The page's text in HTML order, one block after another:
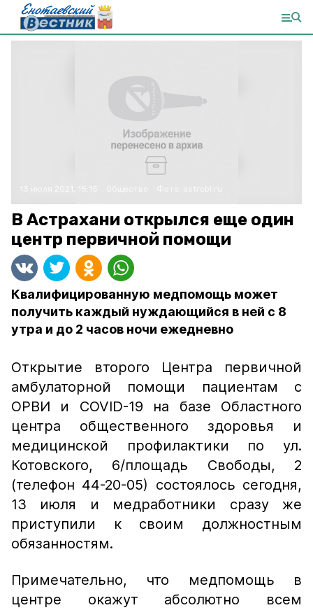
В Астрахани открылся еще один
центр первичной помощи
Квалифицированную медпомощь может
получить каждый нуждающийся в ней с 8
утра и до 2 часов ночи ежедневно
Открытие второго Центра первичной
амбулаторной помощи пациентам с
ОРВИ и COVID-19 на базе Областного
центра общественного здоровья и
медицинской профилактики по ул.
Котовского, 6/площадь Свободы, 2
(телефон 44-20-05) состоялось сегодня,
13 июля и медработники сразу же
приступили к своим должностным
обязанностям.
Примечательно, что медпомощь в
центре окажут абсолютно всем